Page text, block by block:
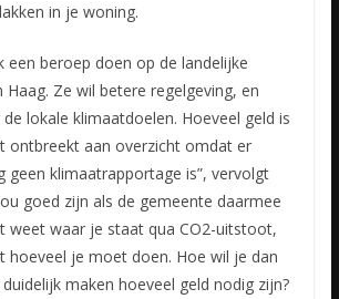
in je woning.
een beroep doen op de landelijke
Haag. Ze wil betere regelgeving, en
lokale klimaatdoelen. Hoeveel geld is
ontbreekt aan overzicht omdat er
geen klimaatrapportage is”, vervolgt
goed zijn als de gemeente daarmee
weet waar je staat qua CO2-uitstoot,
hoeveel je moet doen. Hoe wil je dan
maken hoeveel geld nodig zijn?